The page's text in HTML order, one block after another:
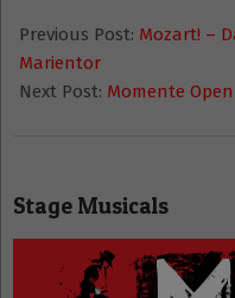
06-
27
Previous Post: Mozart! –
Marientor
Next Post: Momente
Stage Musicals